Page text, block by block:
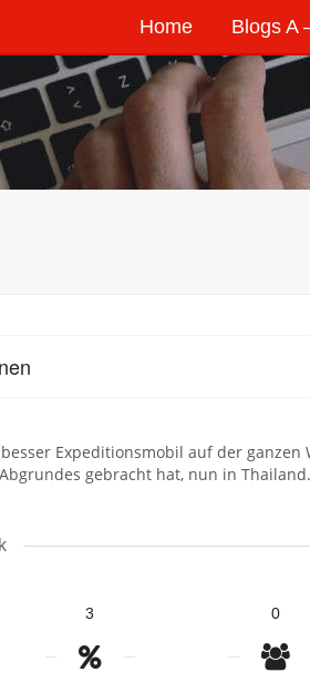
Home Blogs A
Expeditionsmobil auf der
gebracht hat, nun in
3 0